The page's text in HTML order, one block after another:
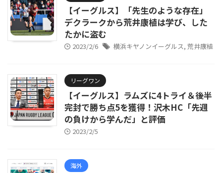
【イーグルス】「先生のような存在」
デクラークから荒井康植は学び、した
たかに盗む
2023/2/6 横浜キヤノンイーグルス, 荒井康植
リーグワン
【イーグルス】ラムズに4トライ＆後半
完封で勝ち点5を獲得！沢木HC「先週
の負けから学んだ」と評価
2023/2/5
海外